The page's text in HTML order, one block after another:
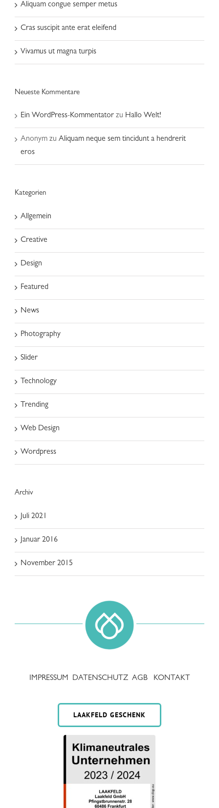
Aliquam congue semper metus
Cras suscipit ante erat eleifend
Vivamus ut magna turpis
Neueste Kommentare
Ein WordPress-Kommentator zu Hallo Welt!
Anonym zu Aliquam neque sem tincidunt a hendrerit
eros
Kategorien
Allgemein
Creative
Design
Featured
News
Photography
Slider
Technology
Trending
Web Design
Wordpress
Archiv
Juli 2021
Januar 2016
November 2015
IMPRESSUM DATENSCHUTZ AGB KONTAKT
LAAKFELD GESCHENK